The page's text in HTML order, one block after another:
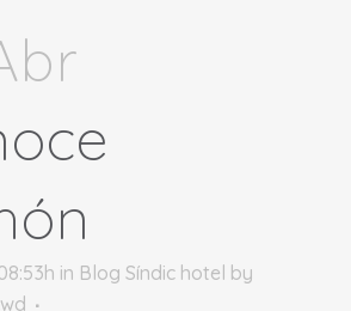
in Blog Síndic hotel by